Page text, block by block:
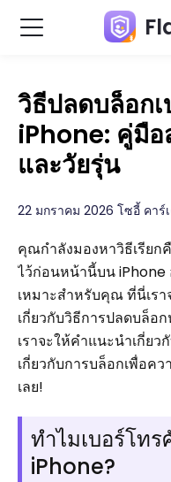
วิธีปลดบล็อก
iPhone: คู่มื
และวัยรุ่น
22 มกราคม 2026 โซอี้ คาร์
คุณกำลังมองหาวิธีเรีย
ไว้ก่อนหน้านี้บน iPhone
เหมาะสำหรับคุณ ที่นี่เร
เกี่ยวกับวิธีการปลดบล็อ
เราจะให้คำแนะนำเกี่ย
เกี่ยวกับการบล็อกเพื่อค
เลย!
ทำไมเบอร์โท
iPhone?